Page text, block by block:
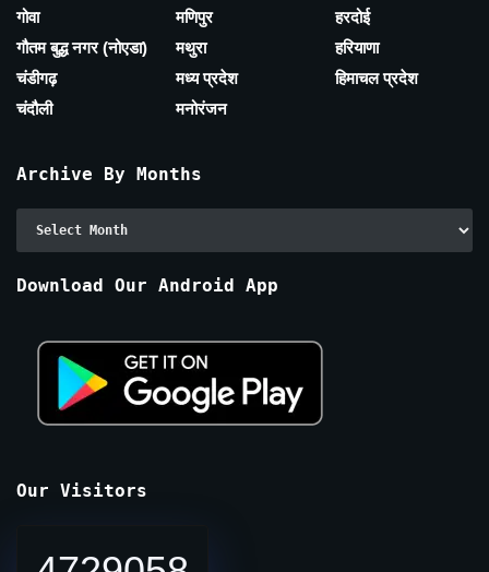
गोवा
गौतम बुद्ध नगर (नोएडा)
चंडीगढ़
चंदौली
मणिपुर
मथुरा
मध्य प्रदेश
मनोरंजन
हरदोई
हरियाणा
हिमाचल प्रदेश
Archive By Months
Download Our Android App
Our Visitors